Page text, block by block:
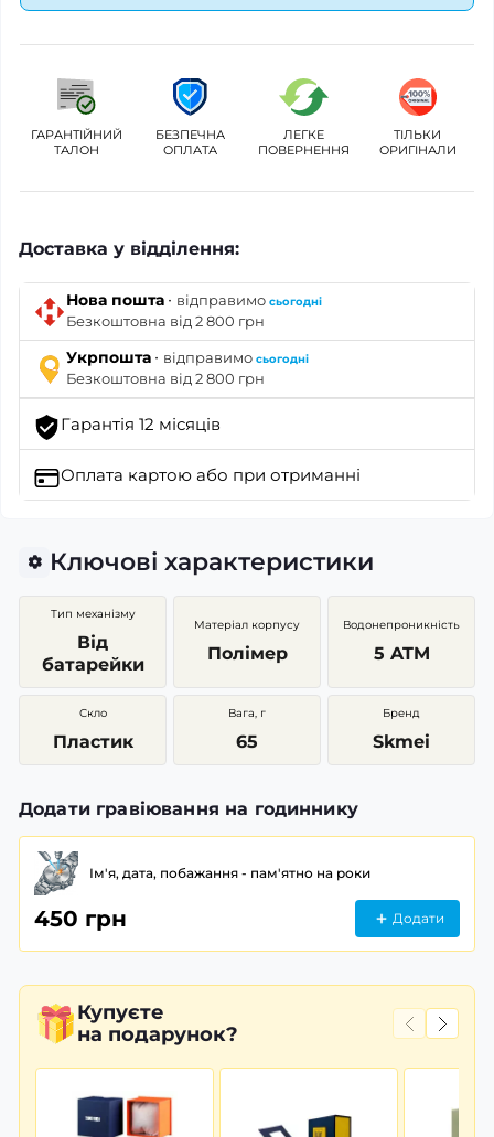
ГАРАНТІЙНИЙ
ТАЛОН
БЕЗПЕЧНА
ОПЛАТА
ЛЕГКЕ
ПОВЕРНЕННЯ
ТІЛЬКИ
ОРИГІНАЛИ
Доставка у відділення:
Нова пошта · відправимо сьогодні
Безкоштовна від 2 800 грн
Укрпошта · відправимо сьогодні
Безкоштовна від 2 800 грн
Гарантія 12 місяців
Оплата картою або при отриманні
Ключові характеристики
Тип механізму
Від
батарейки
Матеріал корпусу
Полімер
Водонепроникність
5 ATM
Скло
Пластик
Вага, г
65
Бренд
Skmei
Додати гравіювання на годиннику
Ім'я, дата, побажання - пам'ятно на роки
450 грн Додати
Купуєте
на подарунок?